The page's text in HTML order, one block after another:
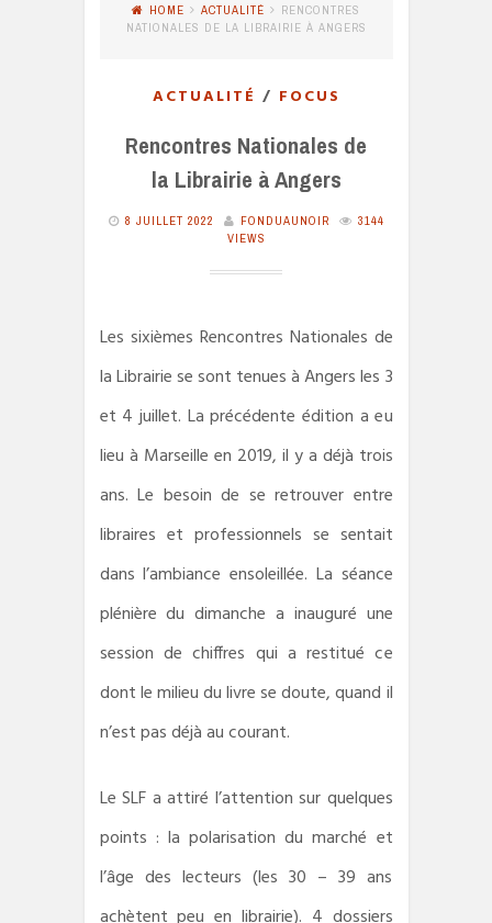
HOME ACTUALITÉ
RENCONTRES
NATIONALES DE LA LIBRAIRIE À ANGERS
ACTUALITÉ / FOCUS
Rencontres Nationales de
la Librairie à Angers
8 JUILLET 2022 FONDUAUNOIR
3144
VIEWS
Les sixièmes Rencontres Nationales de
la Librairie se sont tenues à Angers les 3
et 4 juillet. La précédente édition a eu
lieu à Marseille en 2019, il y a déjà trois
ans. Le besoin de se retrouver entre
libraires et professionnels se sentait
dans l’ambiance ensoleillée. La séance
plénière du dimanche a inauguré une
session de chiffres qui a restitué ce
dont le milieu du livre se doute, quand il
n’est pas déjà au courant.
Le SLF a attiré l’attention sur quelques
points : la polarisation du marché et
l’âge des lecteurs (les 30 – 39 ans
achètent peu en librairie). 4 dossiers